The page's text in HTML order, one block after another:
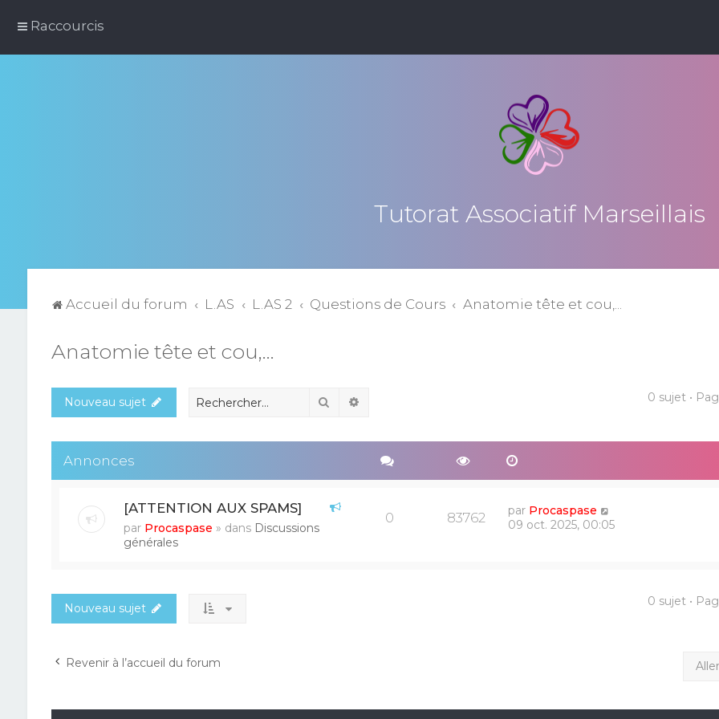
Raccourcis
Tutorat Associatif Marseillais
Accueil du forum L.AS L.AS 2 Questions de Cours Anatomie tête et cou,...
Anatomie tête et cou,...
Nouveau sujet Rechercher 0 sujet •
Annonces
[ATTENTION AUX SPAMS]
par Procaspase » dans Discussions
générales
0 83762 par Procaspase
09 oct. 2025, 00:05
Nouveau sujet 0 sujet •
Revenir à l’accueil du forum Aller